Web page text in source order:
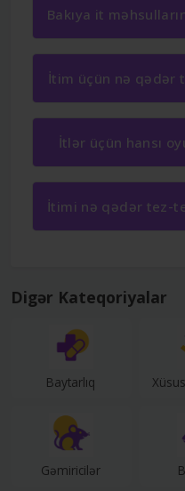
Bakıya it
İtim üçün nə qədər
İtlər üçün hansı
İtimi nə qədər tez-
Digər Kateqoriyalar
Baytarlıq
Gəmiricilər